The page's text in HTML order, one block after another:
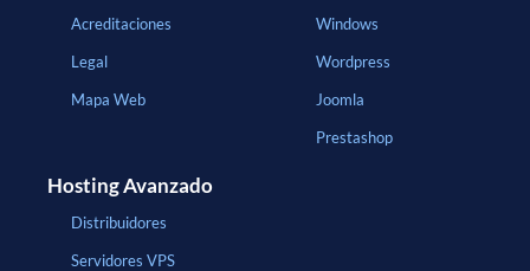
Acreditaciones
Legal
Mapa Web
Windows
Wordpress
Joomla
Prestashop
Hosting Avanzado
Distribuidores
Servidores VPS